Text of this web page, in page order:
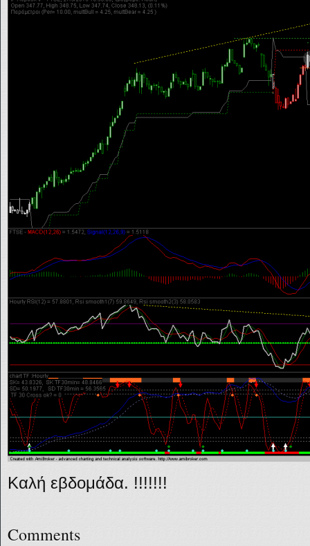
Καλή εβδομάδα. !!!!!!!
Comments